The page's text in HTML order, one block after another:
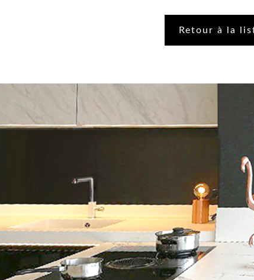
Retour à la